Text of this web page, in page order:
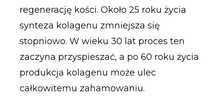
regenerację kości. Około 25 roku życia
synteza kolagenu zmniejsza się
stopniowo. W wieku 30 lat proces ten
zaczyna przyspieszać, a po 60 roku życia
produkcja kolagenu może ulec
całkowitemu zahamowaniu.